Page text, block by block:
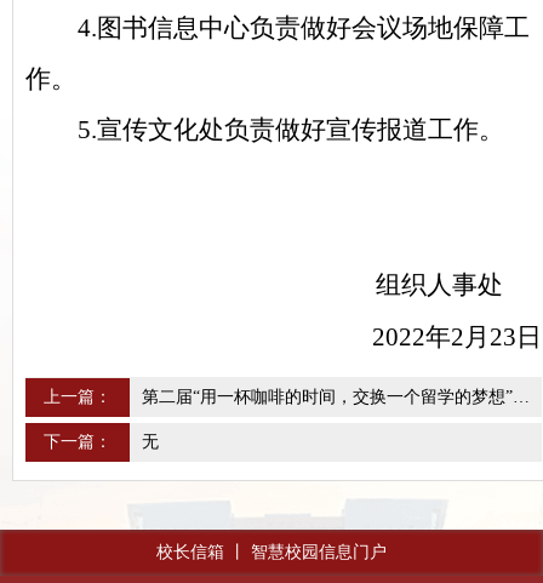
4.图书信息中心负责做好会议场地保障工
作。
5.宣传文化处负责做好宣传报道工作。
组织人事处
2022年2月23 日
上一篇： 第二届“用一杯咖啡的时间，交换一个留学的梦想”留学沙龙讲座顺利举行
下一篇： 无
校长信箱 智慧校园信息门户